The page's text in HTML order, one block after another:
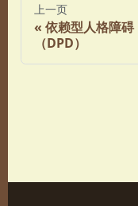
上一页
依赖型人格障碍
（DPD）